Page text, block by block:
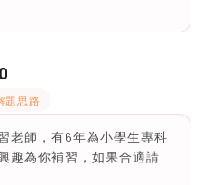
題思路
老師，有6年為小學生專科
趣為你補習，如果合適請